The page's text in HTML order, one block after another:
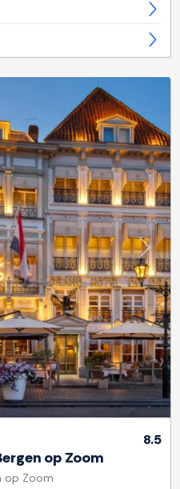
Next
8.5
op Zoom
op Zoom